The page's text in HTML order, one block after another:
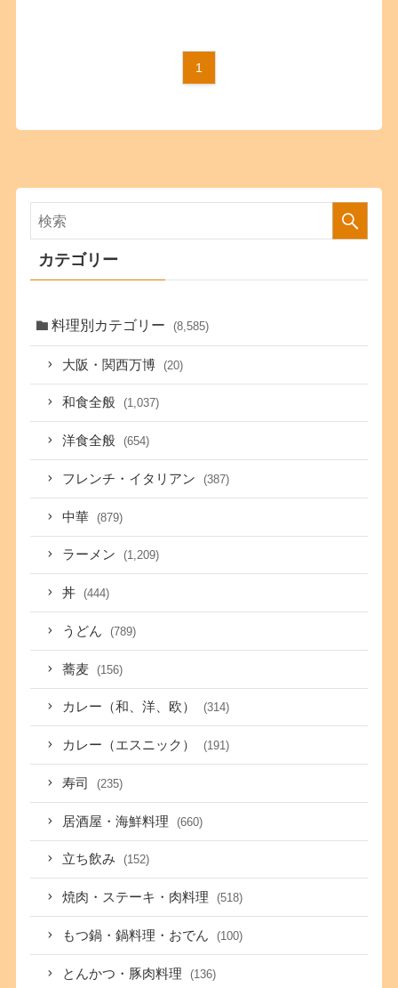
1
カテゴリー
料理別カテゴリー (8,585)
大阪・関西万博 (20)
和食全般 (1,037)
洋食全般 (654)
フレンチ・イタリアン (387)
中華 (879)
ラーメン (1,209)
丼 (444)
うどん (789)
蕎麦 (156)
カレー（和、洋、欧） (314)
カレー（エスニック） (191)
寿司 (235)
居酒屋・海鮮料理 (660)
立ち飲み (152)
焼肉・ステーキ・肉料理 (518)
もつ鍋・鍋料理・おでん (100)
とんかつ・豚肉料理 (136)